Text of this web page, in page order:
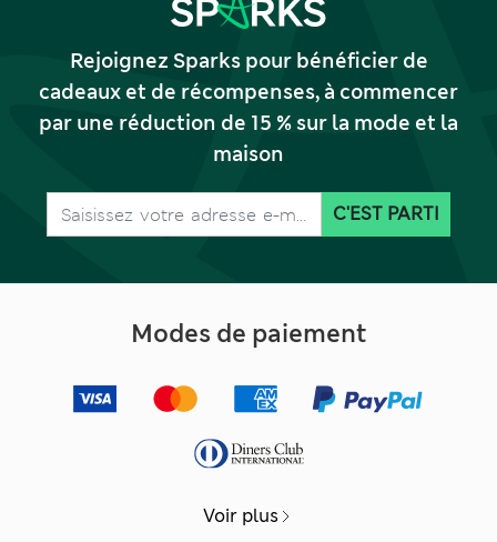
Rejoignez Sparks pour bénéficier de
cadeaux et de récompenses, à commencer
par une réduction de 15 % sur la mode et la
maison
C'EST PARTI
Modes de paiement
Voir plus